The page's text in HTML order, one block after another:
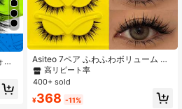
ー
エ
Asiteo 7ペア ふわふわボリューム マ
ンガ風 カートゥーン ウェットルック
つけまつげ、クラシックマンガアイ
バンド、クロス ウィスピー ドラマチ
高リピート率
400+ sold
¥368 -11%